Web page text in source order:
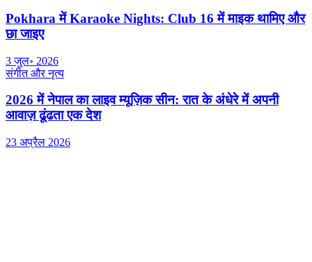
Pokhara में Karaoke Nights: Club 16 में माइक थामिए और
छा जाइए
3 जुल॰ 2026
संगीत और नृत्य
2026 में नेपाल का लाइव म्यूज़िक सीन: रात के अंधेरे में अपनी
आवाज़ ढूंढता एक देश
23 अप्रैल 2026